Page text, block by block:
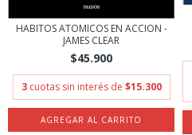
HABITOS ATOMICOS EN ACCION -
JAMES CLEAR
$45.900
3 cuotas sin interés de $15.300